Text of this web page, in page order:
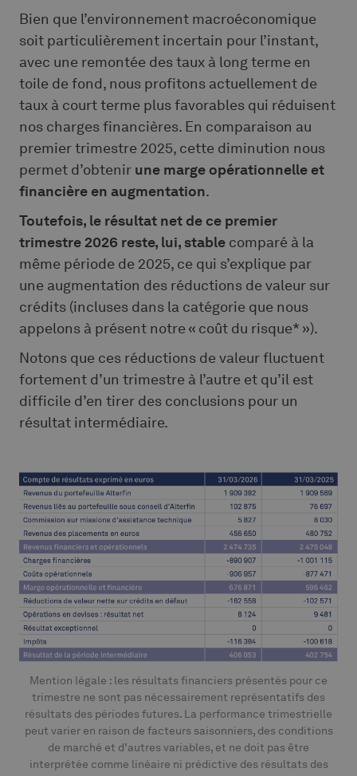
Bien que l’environnement macroéconomique
soit particulièrement incertain pour l’instant,
avec une remontée des taux à long terme en
toile de fond, nous profitons actuellement de
taux à court terme plus favorables qui réduisent
nos charges financières. En comparaison au
premier trimestre 2025, cette diminution nous
permet d’obtenir une marge opérationnelle et
financière en augmentation.
Toutefois, le résultat net de ce premier
trimestre 2026 reste, lui, stable comparé à la
même période de 2025, ce qui s’explique par
une augmentation des réductions de valeur sur
crédits (incluses dans la catégorie que nous
appelons à présent notre « coût du risque* »).
Notons que ces réductions de valeur fluctuent
fortement d’un trimestre à l’autre et qu’il est
difficile d’en tirer des conclusions pour un
résultat intermédiaire.
Mention légale : les résultats financiers présentés pour ce
trimestre ne sont pas nécessairement représentatifs des
résultats des périodes futures. La performance trimestrielle
peut varier en raison de facteurs saisonniers, des conditions
de marché et d’autres variables, et ne doit pas être
interprétée comme linéaire ni prédictive des résultats des